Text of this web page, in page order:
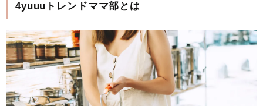
4yuuuトレンドママ部とは